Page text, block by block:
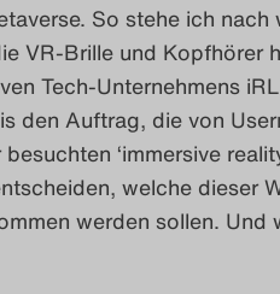
So stehe ich
VR-Brille und Kopfhörer
Tech-Unternehmens
den Auftrag, die von
‘immersive
welche dieser
werden sollen.